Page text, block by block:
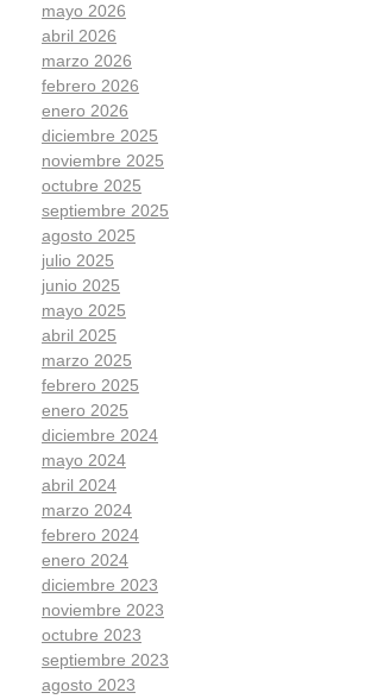
mayo 2026
abril 2026
marzo 2026
febrero 2026
enero 2026
diciembre 2025
noviembre 2025
octubre 2025
septiembre 2025
agosto 2025
julio 2025
junio 2025
mayo 2025
abril 2025
marzo 2025
febrero 2025
enero 2025
diciembre 2024
mayo 2024
abril 2024
marzo 2024
febrero 2024
enero 2024
diciembre 2023
noviembre 2023
octubre 2023
septiembre 2023
agosto 2023